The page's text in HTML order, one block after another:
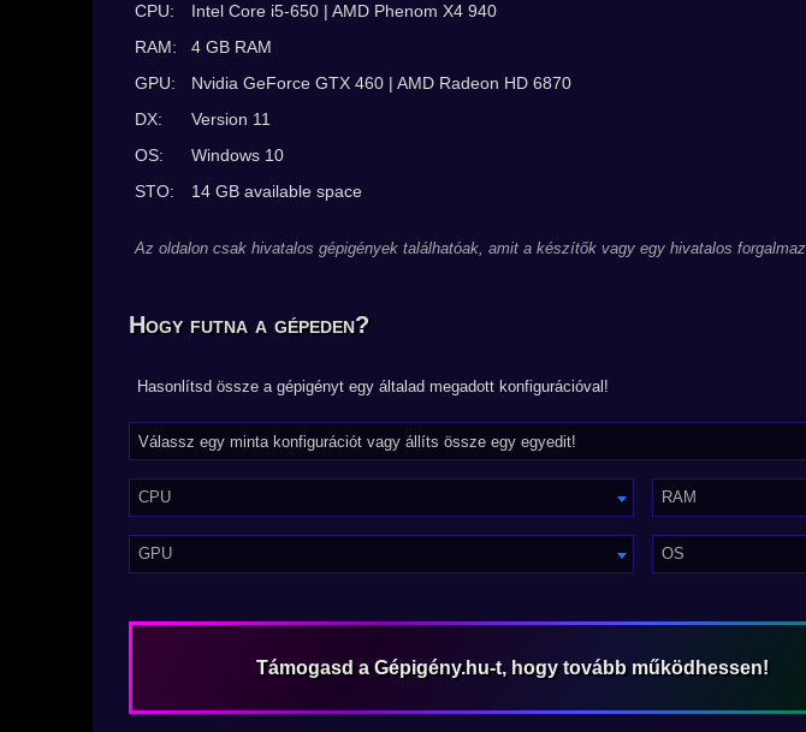
CPU:
Intel Core i5-650 | AMD Phenom X4 940
RAM:
4 GB RAM
GPU:
Nvidia GeForce GTX 460 | AMD Radeon HD 6870
DX:
Version 11
OS:
Windows 10
STO:
14 GB available space
Az oldalon csak hivatalos gépigények találhatóak, amit a készítők vagy egy hivatalos
Hogy futna a gépeden?
Hasonlítsd össze a gépigényt egy általad megadott konfigurációval!
CPU RAM
GPU OS
Támogasd a Gépigény.hu-t, hogy tovább működhessen!